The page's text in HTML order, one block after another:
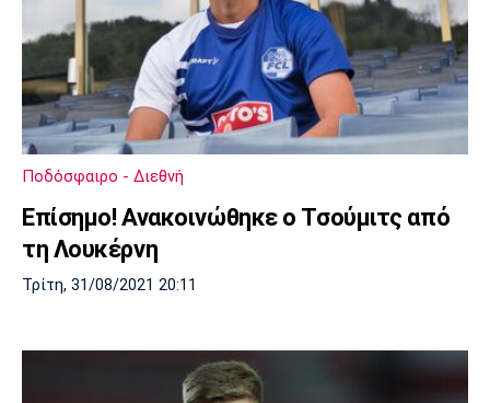
Ποδόσφαιρο - Διεθνή
Επίσημο! Ανακοινώθηκε ο Τσούμιτς από
τη Λουκέρνη
Τρίτη, 31/08/2021 20:11